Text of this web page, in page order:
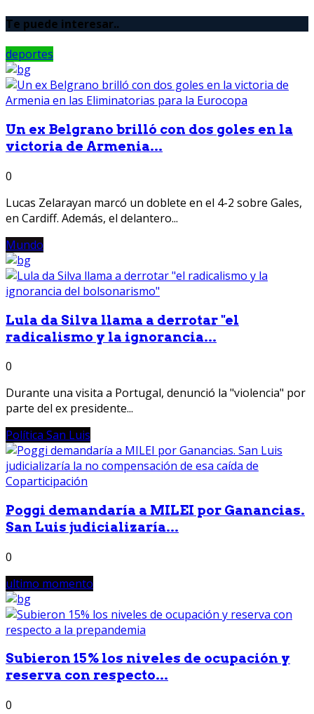
Te puede interesar..
deportes
Un ex Belgrano brilló con dos goles en la
victoria de Armenia...
0
Lucas Zelarayan marcó un doblete en el 4-2 sobre Gales,
en Cardiff. Además, el delantero...
Mundo
Lula da Silva llama a derrotar "el
radicalismo y la ignorancia...
0
Durante una visita a Portugal, denunció la "violencia" por
parte del ex presidente...
Política San Luis
Poggi demandaría a MILEI por Ganancias.
San Luis judicializaría...
0
ultimo momento
Subieron 15% los niveles de ocupación y
reserva con respecto...
0